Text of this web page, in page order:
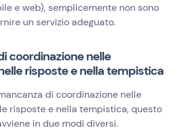
e web), semplicemente non sono
un servizio adeguato.
coordinazione nelle
risposte e nella tempistica
di coordinazione nelle
risposte e nella tempistica, questo
in due modi diversi.